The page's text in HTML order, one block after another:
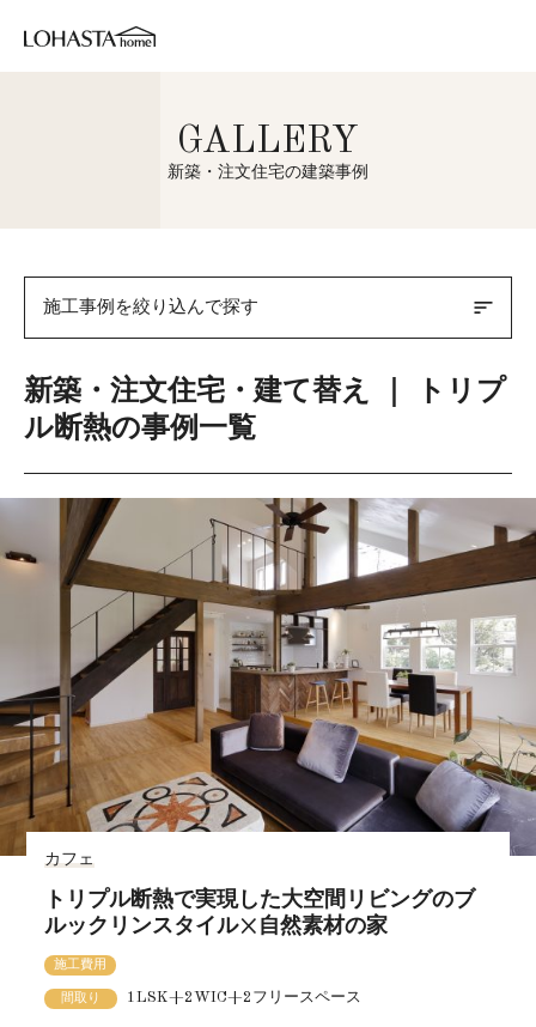
GALLERY
新築・注文住宅の建築事例
sort
施工事例を絞り込んで探す
新築・注文住宅・建て替え ｜ トリプ
ル断熱の事例一覧
カフェ
トリプル断熱で実現した大空間リビングのブ
ルックリンスタイル×自然素材の家
施工費用
間取り 1LSK+2WIC+2フリースペース